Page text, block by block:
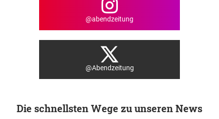
@abendzeitung
@Abendzeitung
Die schnellsten Wege zu unseren News